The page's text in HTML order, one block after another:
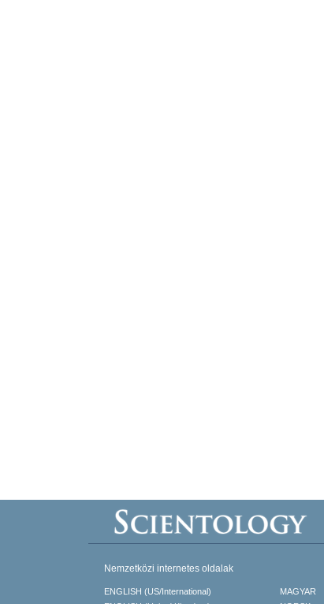
Nemzetközi internetes oldalak
ENGLISH (US/International)
MAGYAR